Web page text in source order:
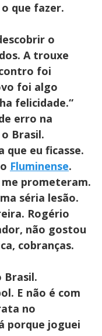
que fazer.
o
A trouxe
foi
foi algo
felicidade.“
erro na
Brasil.
que eu ficasse.
Fluminense.
prometeram.
séria lesão.
Rogério
não gostou
cobranças.
Brasil.
E não é com
no
porque joguei